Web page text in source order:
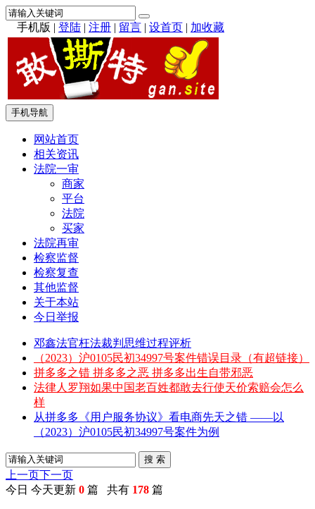
手机版 | 登陆 | 注册 | 留言 | 设首页 | 加收藏
手机导航
网站首页
相关资讯
法院一审
商家
平台
法院
买家
法院再审
检察监督
检察复查
其他监督
关于本站
今日举报
邓鑫法官枉法裁判思维过程评析
（2023）沪0105民初34997号案件错误目录（有超链接）
拼多多之错 拼多多之恶 拼多多出生自带邪恶
法律人罗翔如果中国老百姓都敢去行使天价索赔会怎么
样
从拼多多《用户服务协议》看电商先天之错 ——以
（2023）沪0105民初34997号案件为例
搜 索
上一页下一页
今日 今天更新 0 篇 共有 178 篇